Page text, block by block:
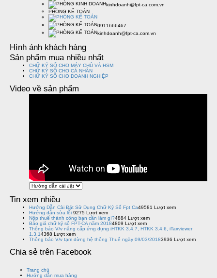
kinhdoanh@fpt-ca.com.vn
PHÒNG KẾ TOÁN
0911666467
kinhdoanh@fpt-ca.com.vn
Hình ảnh khách hàng
Sản phẩm mua nhiều nhất
CHỮ KÝ SỐ CHO MÁY CHỦ VÀ HSM
CHỮ KÝ SỐ CHO CÁ NHÂN
CHỮ KÝ SỐ CHO DOANH NGHIỆP
Video về sản phẩm
Tin xem nhiều
Hướng Dẫn Cài Đặt Sử Dụng Chữ Ký Số Fpt Ca49581 Lượt xem
Hướng dẫn sửa lỗi 9275 Lượt xem
Nộp thuế thành công bạn cần làm gì?4884 Lượt xem
Báo giá chữ ký số FPT-CA năm 20184809 Lượt xem
Thông báo V/v nâng cấp ứng dụng iHTKK 3.4.7, HTKK 3.4.6, iTaxviewer
1.3.14368 Lượt xem
Thông báo V/v tạm dừng hệ thống Thuế ngày 09/03/20183936 Lượt xem
Chia sẻ trên Facebook
Trang chủ
Hướng dẫn mua hàng